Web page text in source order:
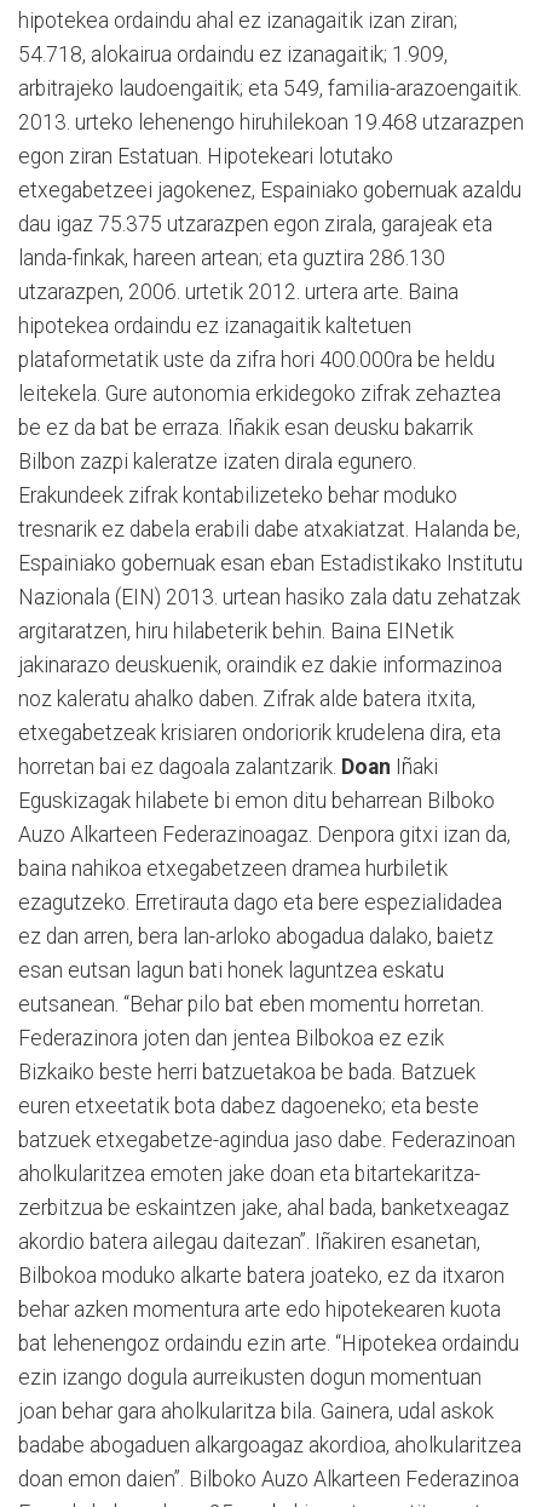
hipotekea ordaindu ahal ez izanagaitik izan ziran;
54.718, alokairua ordaindu ez izanagaitik; 1.909,
arbitrajeko laudoengaitik; eta 549, familia-arazoengaitik.
2013. urteko lehenengo hiruhilekoan 19.468 utzarazpen
egon ziran Estatuan. Hipotekeari lotutako
etxegabetzeei jagokenez, Espainiako gobernuak azaldu
dau igaz 75.375 utzarazpen egon zirala, garajeak eta
landa-finkak, hareen artean; eta guztira 286.130
utzarazpen, 2006. urtetik 2012. urtera arte. Baina
hipotekea ordaindu ez izanagaitik kaltetuen
plataformetatik uste da zifra hori 400.000ra be heldu
leitekela. Gure autonomia erkidegoko zifrak zehaztea
be ez da bat be erraza. Iñakik esan deusku bakarrik
Bilbon zazpi kaleratze izaten dirala egunero.
Erakundeek zifrak kontabilizeteko behar moduko
tresnarik ez dabela erabili dabe atxakiatzat. Halanda be,
Espainiako gobernuak esan eban Estadistikako Institutu
Nazionala (EIN) 2013. urtean hasiko zala datu zehatzak
argitaratzen, hiru hilabeterik behin. Baina EINetik
jakinarazo deuskuenik, oraindik ez dakie informazinoa
noz kaleratu ahalko daben. Zifrak alde batera itxita,
etxegabetzeak krisiaren ondoriorik krudelena dira, eta
horretan bai ez dagoala zalantzarik. Doan Iñaki
Eguskizagak hilabete bi emon ditu beharrean Bilboko
Auzo Alkarteen Federazinoagaz. Denpora gitxi izan da,
baina nahikoa etxegabetzeen dramea hurbiletik
ezagutzeko. Erretirauta dago eta bere espezialidadea
ez dan arren, bera lan-arloko abogadua dalako, baietz
esan eutsan lagun bati honek laguntzea eskatu
eutsanean. “Behar pilo bat eben momentu horretan.
Federazinora joten dan jentea Bilbokoa ez ezik
Bizkaiko beste herri batzuetakoa be bada. Batzuek
euren etxeetatik bota dabez dagoeneko; eta beste
batzuek etxegabetze-agindua jaso dabe. Federazinoan
aholkularitzea emoten jake doan eta bitartekaritza-
zerbitzua be eskaintzen jake, ahal bada, banketxeagaz
akordio batera ailegau daitezan”. Iñakiren esanetan,
Bilbokoa moduko alkarte batera joateko, ez da itxaron
behar azken momentura arte edo hipotekearen kuota
bat lehenengoz ordaindu ezin arte. “Hipotekea ordaindu
ezin izango dogula aurreikusten dogun momentuan
joan behar gara aholkularitza bila. Gainera, udal askok
badabe abogaduen alkargoagaz akordioa, aholkularitzea
doan emon daien”. Bilboko Auzo Alkarteen Federazinoa